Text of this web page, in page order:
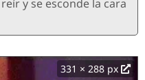
y se esconde la cara
331 × 288 px